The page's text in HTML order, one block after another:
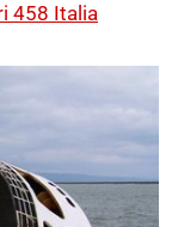
458 Italia